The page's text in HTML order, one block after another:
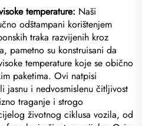
temperature: Naši
odštampani korištenjem
traka razvijenih kroz
pametno su konstruisani da
temperature koje se obično
paketima. Ovi natpisi
jasnu i nedvosmislenu čitljivost
traganje i strogo
životnog ciklusa vozila, od